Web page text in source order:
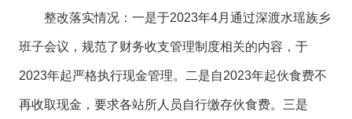
整改落实情况：一是于2023年4月通过深渡水瑶族乡
班子会议，规范了财务收支管理制度相关的内容，于
2023年起严格执行现金管理。二是自2023年起伙食费不
再收取现金，要求各站所人员自行缴存伙食费。三是